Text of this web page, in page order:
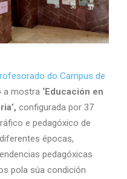
do Campus de
a mostra ‘Educación en
configurada por 37
e pedagóxico de
épocas,
pedagóxicas
pola súa condición